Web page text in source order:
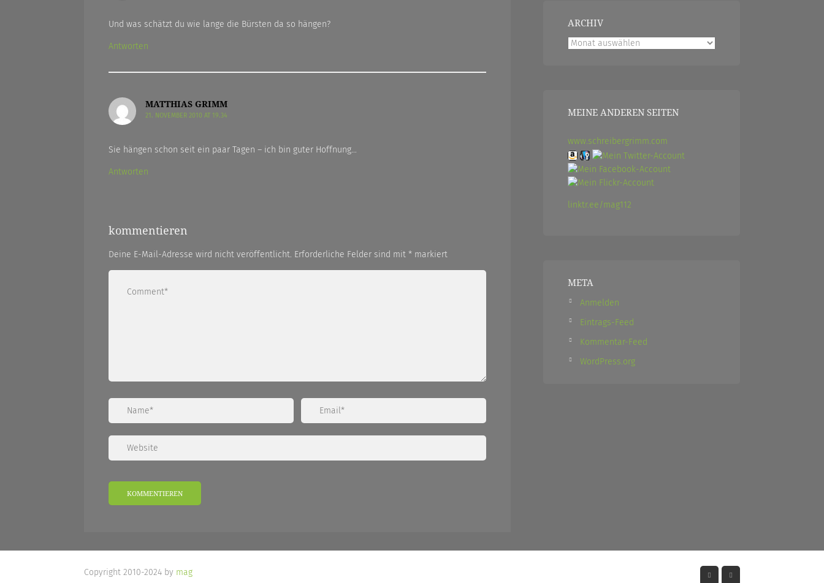
Und was schätzt du wie lange die Bürsten da so hängen?
Antworten
MATTHIAS GRIMM
21. NOVEMBER 2010 AT 19.34
Sie hängen schon seit ein paar Tagen – ich bin guter Hoffnung…
Antworten
kommentieren
Deine E-Mail-Adresse wird nicht veröffentlicht. Erforderliche Felder sind mit * markiert
ARCHIV
Archiv
MEINE ANDEREN SEITEN
www.schreibergrimm.com
linktr.ee/mag112
META
Anmelden
Eintrags-Feed
Kommentar-Feed
WordPress.org
Copyright 2010-2024 by mag